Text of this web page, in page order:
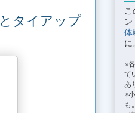
タイアップ
ン
体
に
※
て
あ
※
も。